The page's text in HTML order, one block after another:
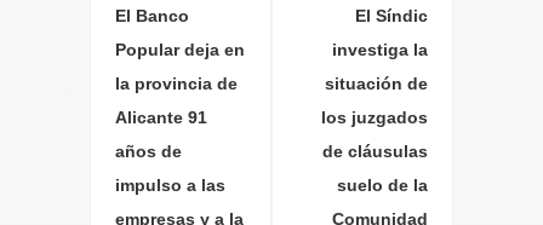
El Banco
Popular deja en
la provincia de
Alicante 91
años de
impulso a las
empresas y a la
El Síndic
investiga la
situación de
los juzgados
de cláusulas
suelo de la
Comunidad